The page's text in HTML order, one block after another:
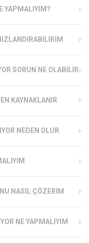
YAPMALIYIM?
SORUN NE OLABILIR
KAYNAKLANIR
NEDEN OLUR
NASIL ÇÖZERIM
NE YAPMALIYIM